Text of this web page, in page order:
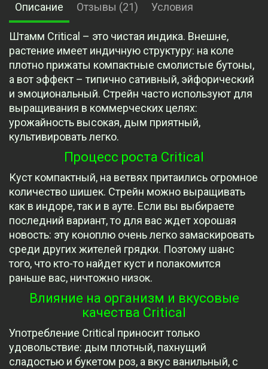
Описание Отзывы (21) Условия
Штамм Critical – это чистая индика. Внешне,
растение имеет индичную структуру: на коле
плотно прижаты компактные смолистые бутоны,
а вот эффект – типично сативный, эйфорический
и эмоциональный. Стрейн часто используют для
выращивания в коммерческих целях:
урожайность высокая, дым приятный,
культивировать легко.
Процесс роста Critical
Куст компактный, на ветвях притаились огромное
количество шишек. Стрейн можно выращивать
как в индоре, так и в ауте. Если вы выбираете
последний вариант, то для вас ждет хорошая
новость: эту коноплю очень легко замаскировать
среди других жителей грядки. Поэтому шанс
того, что кто-то найдет куст и полакомится
раньше вас, ничтожно низок.
Влияние на организм и вкусовые
качества Critical
Употребление Critical приносит только
удовольствие: дым плотный, пахнущий
сладостью и букетом роз, а вкус ванильный, с